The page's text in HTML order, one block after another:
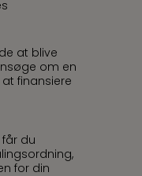
at blive
om en
finansiere
du
for din